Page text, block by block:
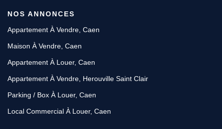
NOS ANNONCES
Appartement À Vendre, Caen
Maison À Vendre, Caen
Appartement À Louer, Caen
Appartement À Vendre, Herouville Saint Clair
Parking / Box À Louer, Caen
Local Commercial À Louer, Caen